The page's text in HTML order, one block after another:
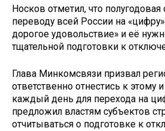
Носков отметил, что полугодовая
переводу всей России на
дорогое удовольствие» и её
тщательной подготовки к
Глава Минкомсвязи призвал
ответственно отнестись к этому
каждый день для перехода на
предложил властям субъектов
отчитываться о подготовке к